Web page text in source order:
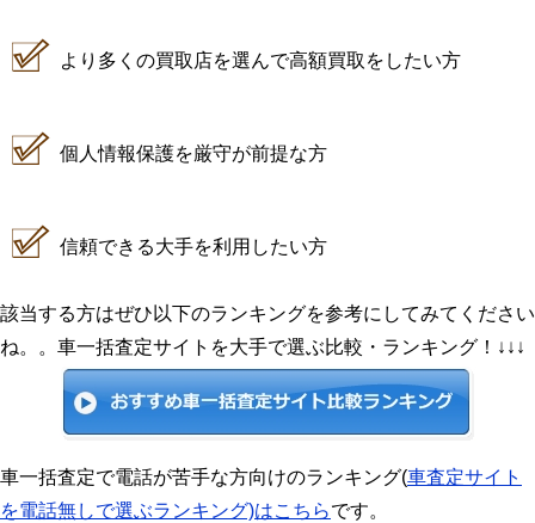
より多くの買取店を選んで高額買取をしたい方
個人情報保護を厳守が前提な方
信頼できる大手を利用したい方
該当する方はぜひ以下のランキングを参考にしてみてください
ね。。車一括査定サイトを大手で選ぶ比較・ランキング！↓↓↓
車一括査定で電話が苦手な方向けのランキング(車査定サイト
を電話無しで選ぶランキング)はこちらです。